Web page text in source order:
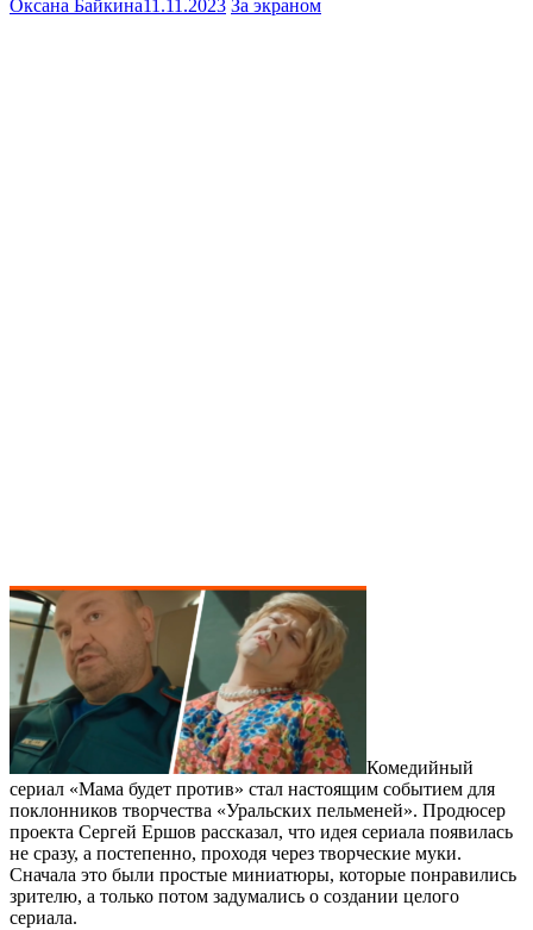
Оксана Байкина11.11.2023 За экраном
Комедийный
сериал «Мама будет против» стал настоящим событием для
поклонников творчества «Уральских пельменей». Продюсер
проекта Сергей Ершов рассказал, что идея сериала появилась
не сразу, а постепенно, проходя через творческие муки.
Сначала это были простые миниатюры, которые понравились
зрителю, а только потом задумались о создании целого
сериала.